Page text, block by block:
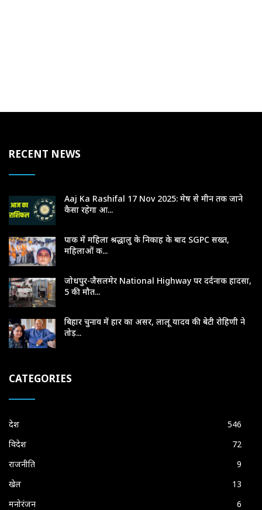
RECENT NEWS
Aaj Ka Rashifal 17 Nov 2025: मेष से मीन तक जाने
कैसा रहेगा आ...
पाक में महिला श्रद्धालु के निकाह के बाद SGPC सख्त,
महिलाओं क...
जोधपुर-जैसलमेर National Highway पर दर्दनाक हादसा,
5 की मौत...
बिहार चुनाव में हार का असर, लालू यादव की बेटी रोहिणी ने
तोड़...
CATEGORIES
देश
546
विदेश
72
राजनीति
9
खेल
13
मनोरंजन
6